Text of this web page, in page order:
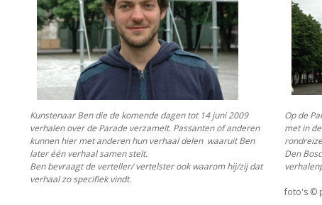
Kunstenaar Ben die de komende dagen tot 14 juni 2009
verhalen over de Parade verzamelt. Passanten of anderen
kunnen hier met anderen hun verhaal delen waaruit Ben
later één verhaal samen stelt.
Ben bevraagt de verteller/ vertelster ook waarom hij/zij dat
verhaal zo specifiek vindt.
Op de
met in
Den
foto's ©